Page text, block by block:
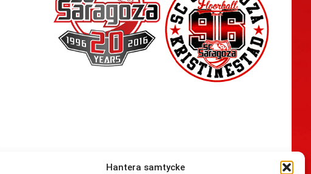
Hantera samtycke